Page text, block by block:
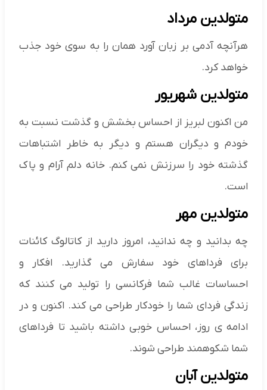
متولدین مرداد
هرآنچه آدمی بر زبان آورد همان را به سوی خود جذب
خواهد کرد.
متولدین شهریور
من اکنون لبریز از احساس بخشش و گذشت نسبت به
خودم و دیگران هستم و دیگر به خاطر اشتباهات
گذشته خود را سرزنش نمی کنم. خانه دلم آرام و پاک
است.
متولدین مهر
چه بدانید و چه ندانید، امروز دارید از کاتالوگ کائنات
برای فرداهای خود سفارش می گذارید. افکار و
احساسات غالب شما فرکانسی را تولید می کنند که
زندگی فردای شما را خودکار طراحی می کند. اکنون و در
ادامه ی روز، احساس خوبی داشته باشید تا فرداهای
شما شکوهمند طراحی شوند.
متولدین آبان